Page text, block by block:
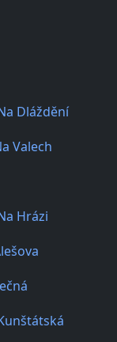
Dláždění
Valech
Hrázi